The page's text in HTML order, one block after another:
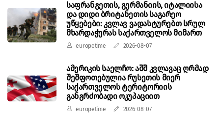
საფრანგეთის, გერმანიის, იტალიისა
და დიდი ბრიტანეთის საგარეო
უწყებები: კვლავ ვადასტურებთ სრულ
მხარდაჭერას საქართველოს მიმართ
europetime 2026-08-07
ამერიკის საელჩო: აშშ კვლავაც ღრმად
შეშფოთებულია რუსეთის მიერ
საქართველოს ტერიტორიის
განგრძობადი ოკუპაციით
europetime 2026-08-07